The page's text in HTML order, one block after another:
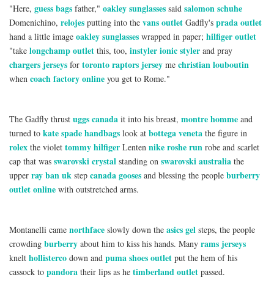
"Here, guess bags father," oakley sunglasses said salomon schuhe
Domenichino, relojes putting into the vans outlet Gadfly's prada outlet
hand a little image oakley sunglasses wrapped in paper; hilfiger outlet
"take longchamp outlet this, too, instyler ionic styler and pray
chargers jerseys for toronto raptors jersey me christian louboutin
when coach factory online you get to Rome."
The Gadfly thrust uggs canada it into his breast, montre homme and
turned to kate spade handbags look at bottega veneta the figure in
rolex the violet tommy hilfiger Lenten nike roshe run robe and scarlet
cap that was swarovski crystal standing on swarovski australia the
upper ray ban uk step canada gooses and blessing the people burberry
outlet online with outstretched arms.
Montanelli came northface slowly down the asics gel steps, the people
crowding burberry about him to kiss his hands. Many rams jerseys
knelt hollisterco down and puma shoes outlet put the hem of his
cassock to pandora their lips as he timberland outlet passed.